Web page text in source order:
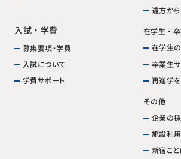
入試・学費
募集要項・学費
入試について
学費サポート
遠方か
在学生・
在学生
卒業生
再進学
その他
企業の
施設利
新宿こ